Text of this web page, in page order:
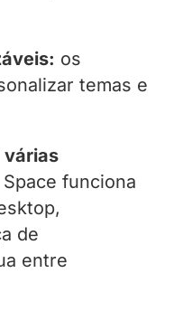
os
temas e
várias
Space funciona
de
entre